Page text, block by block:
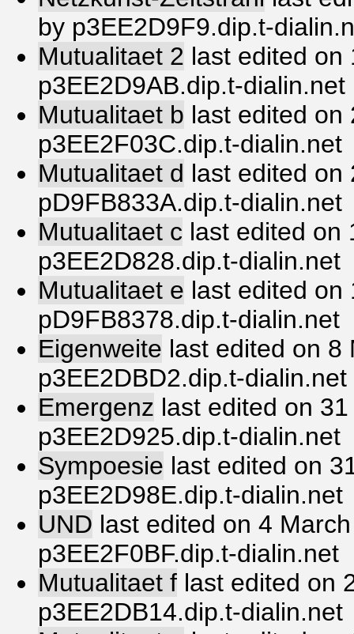
by p3EE2D9F9.dip.t-
Mutualitaet 2 last edited on
p3EE2D9AB.dip.t-dialin.net
Mutualitaet b last edited on
p3EE2F03C.dip.t-dialin.net
Mutualitaet d last edited on
pD9FB833A.dip.t-dialin.net
Mutualitaet c last edited on
p3EE2D828.dip.t-dialin.net
Mutualitaet e last edited on
pD9FB8378.dip.t-dialin.net
Eigenweite last edited on 8
p3EE2DBD2.dip.t-dialin.net
Emergenz last edited on
p3EE2D925.dip.t-dialin.net
Sympoesie last edited on
p3EE2D98E.dip.t-dialin.net
UND last edited on 4
p3EE2F0BF.dip.t-dialin.net
Mutualitaet f last edited on
p3EE2DB14.dip.t-dialin.net